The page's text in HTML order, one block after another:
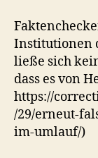
Institutionen
ließe sich
dass es von
https://
/29/erneut-
im-umlauf/)